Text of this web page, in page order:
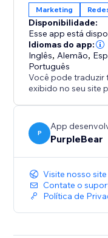
Marketing
Disponibilidade:
Esse app está
Idiomas do app:
Inglês, Alemão,
Português
Você pode
exibido no seu site
P
App
PurpleBear
Visite nosso site
Contate o
Política de